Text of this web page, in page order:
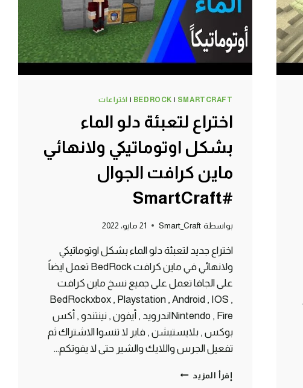
BEDROCK | SMARTCRAFT
| اختراعات
اختراع لتعبئة دلو الماء
بشكل اوتوماتيكي ولانهائي
ماين كرافت الجوال
#SmartCraft
بواسطة Smart_Craft 21 مايو، 2022
اختراع جديد لتعبئة دلو الماء بشكل اوتوماتيكي
ولانهائي في ماين كرافت BedRock تعمل ايضاً
على الجافا تعمل على جميع نسخ ماين كرافت
BedRockxbox , Playstation , Android , IOS ,
Nintendo , Fireاندرويد , أيفون , نينتندو , أكس
بوكس , بلايستيشن , فاير لا تنسوا الاشتراك ثم
تفعيل الجرس واللايك والشير حتى لا يفوتكم…
إقرأ المزيد اختراع